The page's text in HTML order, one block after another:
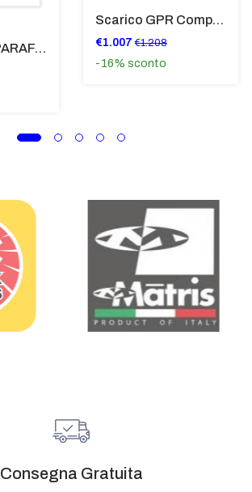
SUPPORTO PARAFANGO POSTERIORE BMW F900XR
Scarico GPR Compatibile Con Bmw K 1600 Gt 2017-2021 - Hyper Sonic Black Titanium
€1.007 €1.208
-16% sconto
Consegna Gratuita